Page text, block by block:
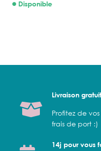
Disponible
Livraison
Profitez de
frais de port :)
14j pour vous